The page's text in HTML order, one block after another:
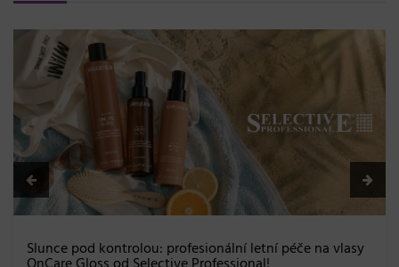
BLONDME přichází s novou érou blond: lesk, glow efekt
a maximální péče bez kompromisů
08. 06. 2026